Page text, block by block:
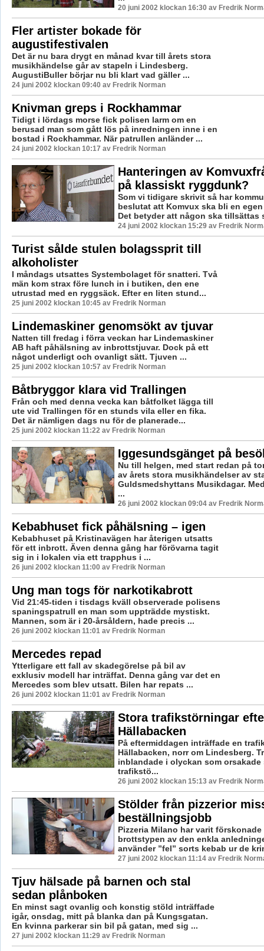
20 juni 2002 klockan 16:30 av Fredrik
Fler artister bokade för
augustifestivalen
Det är nu bara drygt en månad kvar till årets stora
musikhändelse går av stapeln i Lindesberg.
AugustiBuller börjar nu bli klart vad gäller ...
24 juni 2002 klockan 09:40 av Fredrik Norman
Knivman greps i Rockhammar
Tidigt i lördags morse fick polisen larm om en
berusad man som gått lös på inredningen inne i en
bostad i Rockhammar. När patrullen anländer ...
24 juni 2002 klockan 10:17 av Fredrik Norman
Hanteringen av
på klassiskt ryggdunk?
Som vi tidigare skrivit så har
beslutat att Komvux ska bli en
Det betyder att någon ska tillsättas
24 juni 2002 klockan 15:29 av Fredrik
Turist sålde stulen bolagssprit till
alkoholister
I måndags utsattes Systembolaget för snatteri. Två
män kom strax före lunch in i butiken, den ene
utrustad med en ryggsäck. Efter en liten stund...
25 juni 2002 klockan 10:45 av Fredrik Norman
Lindemaskiner genomsökt av tjuvar
Natten till fredag i förra veckan har Lindemaskiner
AB haft påhälsning av inbrottstjuvar. Dock på ett
något underligt och ovanligt sätt. Tjuven ...
25 juni 2002 klockan 10:57 av Fredrik Norman
Båtbryggor klara vid Trallingen
Från och med denna vecka kan båtfolket lägga till
ute vid Trallingen för en stunds vila eller en fika.
Det är nämligen dags nu för de planerade...
25 juni 2002 klockan 11:22 av Fredrik Norman
Iggesundsgänget på
Nu till helgen, med start redan på
av årets stora musikhändelser av
Guldsmedshyttans Musikdagar.
...
26 juni 2002 klockan 09:04 av Fredrik
Kebabhuset fick påhälsning – igen
Kebabhuset på Kristinavägen har återigen utsatts
för ett inbrott. Även denna gång har förövarna tagit
sig in i lokalen via ett trapphus i ...
26 juni 2002 klockan 11:00 av Fredrik Norman
Ung man togs för narkotikabrott
Vid 21:45-tiden i tisdags kväll observerade polisens
spaningspatrull en man som uppträdde mystiskt.
Mannen, som är i 20-årsåldern, hade precis ...
26 juni 2002 klockan 11:01 av Fredrik Norman
Mercedes repad
Ytterligare ett fall av skadegörelse på bil av
exklusiv modell har inträffat. Denna gång var det en
Mercedes som blev utsatt. Bilen har repats ...
26 juni 2002 klockan 11:01 av Fredrik Norman
Stora trafikstörningar
Hällabacken
På eftermiddagen inträffade en
Hällabacken, norr om Lindesberg.
inblandade i olyckan som orsakade
trafikstö...
26 juni 2002 klockan 15:13 av Fredrik
Stölder från pizzerior
beställningsjobb
Pizzeria Milano har varit förskonade
brottstypen av den enkla
använder ”fel” sorts kebab ur de
27 juni 2002 klockan 11:14 av Fredrik
Tjuv hälsade på barnen och stal
sedan plånboken
En minst sagt ovanlig och konstig stöld inträffade
igår, onsdag, mitt på blanka dan på Kungsgatan.
En kvinna parkerar sin bil på gatan, med sig ...
27 juni 2002 klockan 11:29 av Fredrik Norman